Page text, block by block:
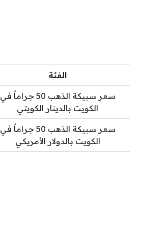
الفئة
سعر سبيكة الذهب 50 جراماً في
الكويت بالدينار الكويتي
سعر سبيكة الذهب 50 جراماً في
الكويت بالدولار الأمريكي